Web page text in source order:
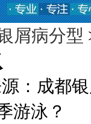
屑病分型
：成都
游泳？